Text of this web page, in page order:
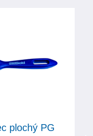
plochý PG